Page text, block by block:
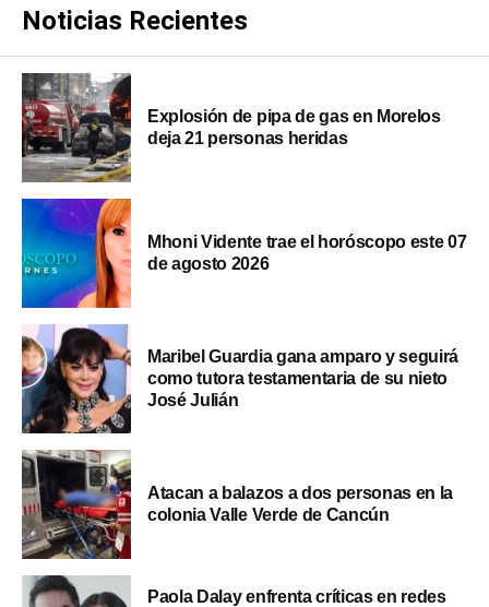
Noticias Recientes
Explosión de pipa de gas en Morelos
deja 21 personas heridas
Mhoni Vidente trae el horóscopo este 07
de agosto 2026
Maribel Guardia gana amparo y seguirá
como tutora testamentaria de su nieto
José Julián
Atacan a balazos a dos personas en la
colonia Valle Verde de Cancún
Paola Dalay enfrenta críticas en redes